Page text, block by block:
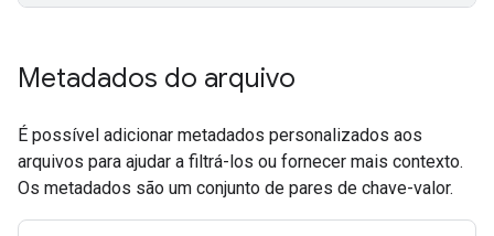
Metadados do arquivo
É possível adicionar metadados personalizados aos
arquivos para ajudar a filtrá-los ou fornecer mais contexto.
Os metadados são um conjunto de pares de chave-valor.